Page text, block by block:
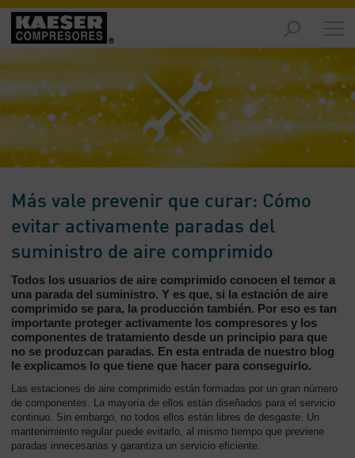
Productos
y
soluciones
-
Contenido
Servicios
-
de
aire
-
Contenido
Conozca
Kaeser
-
Contenido
Más vale prevenir que curar: Cómo
evitar activamente paradas del
suministro de aire comprimido
Todos los usuarios de aire comprimido conocen el temor a
una parada del suministro. Y es que, si la estación de aire
comprimido se para, la producción también. Por eso es tan
importante proteger activamente los compresores y los
componentes de tratamiento desde un principio para que
no se produzcan paradas. En esta entrada de nuestro blog
le explicamos lo que tiene que hacer para conseguirlo.
Las estaciones de aire comprimido están formadas por un gran número
de componentes. La mayoría de ellos están diseñados para el servicio
continuo. Sin embargo, no todos ellos están libres de desgaste. Un
mantenimiento regular puede evitarlo, al mismo tiempo que previene
paradas innecesarias y garantiza un servicio eficiente.